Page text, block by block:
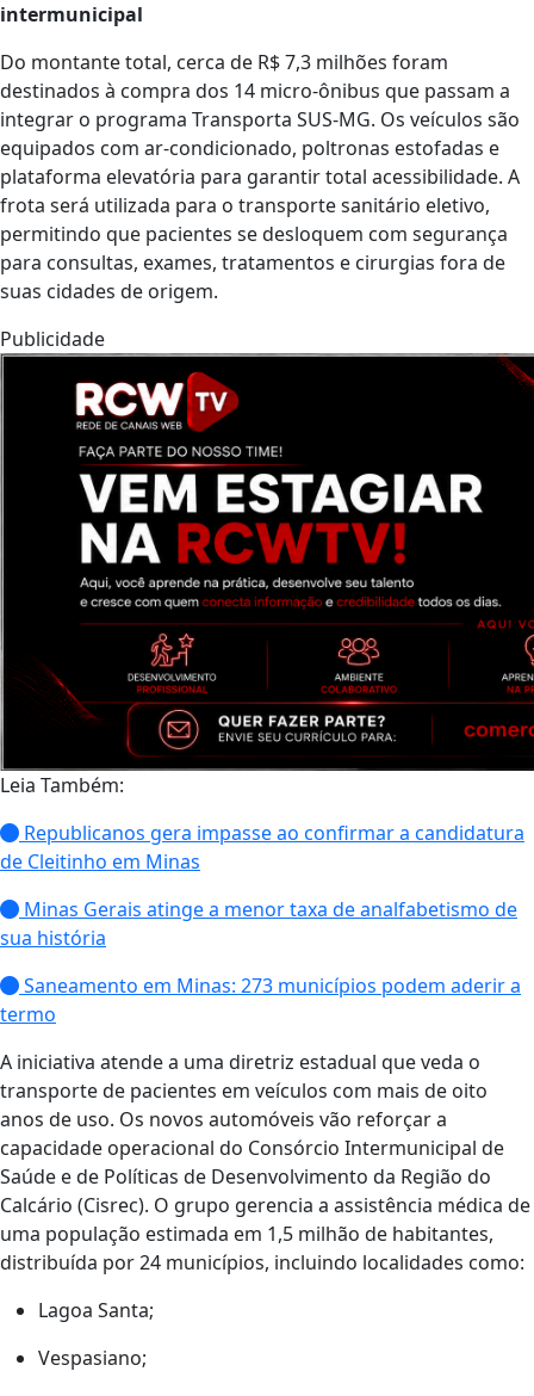
intermunicipal
Do montante total, cerca de R$ 7,3 milhões foram
destinados à compra dos 14 micro-ônibus que passam a
integrar o programa Transporta SUS-MG. Os veículos são
equipados com ar-condicionado, poltronas estofadas e
plataforma elevatória para garantir total acessibilidade. A
frota será utilizada para o transporte sanitário eletivo,
permitindo que pacientes se desloquem com segurança
para consultas, exames, tratamentos e cirurgias fora de
suas cidades de origem.
Publicidade
Leia Também:
Republicanos gera impasse ao confirmar a candidatura
de Cleitinho em Minas
Minas Gerais atinge a menor taxa de analfabetismo de
sua história
Saneamento em Minas: 273 municípios podem aderir a
termo
A iniciativa atende a uma diretriz estadual que veda o
transporte de pacientes em veículos com mais de oito
anos de uso. Os novos automóveis vão reforçar a
capacidade operacional do Consórcio Intermunicipal de
Saúde e de Políticas de Desenvolvimento da Região do
Calcário (Cisrec). O grupo gerencia a assistência médica de
uma população estimada em 1,5 milhão de habitantes,
distribuída por 24 municípios, incluindo localidades como:
Lagoa Santa;
Vespasiano;